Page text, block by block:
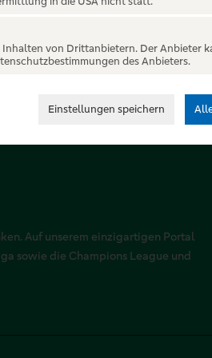
Auf unserem einzigartigen Portal
sowie die Champions League und
von Drittanbietern. Der Anbieter
des Anbieters.
Einstellungen speichern